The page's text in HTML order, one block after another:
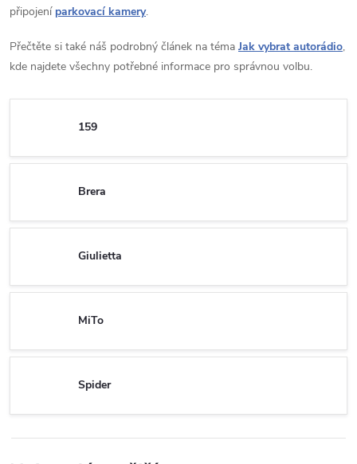
připojení parkovací kamery.
Přečtěte si také náš podrobný článek na téma Jak vybrat autorádio,
kde najdete všechny potřebné informace pro správnou volbu.
159
Brera
Giulietta
MiTo
Spider